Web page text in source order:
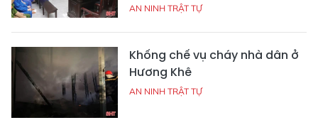
AN NINH TRẬT TỰ
Khống chế vụ cháy nhà dân ở
Hương Khê
AN NINH TRẬT TỰ